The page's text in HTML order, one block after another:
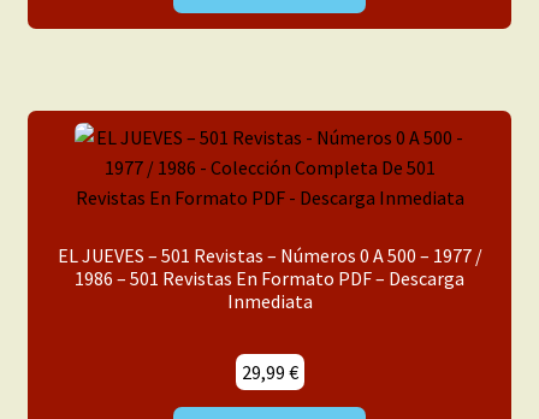
EL JUEVES – 501 Revistas – Números 0 A 500 – 1977 /
1986 – 501 Revistas En Formato PDF – Descarga
Inmediata
29,99 €